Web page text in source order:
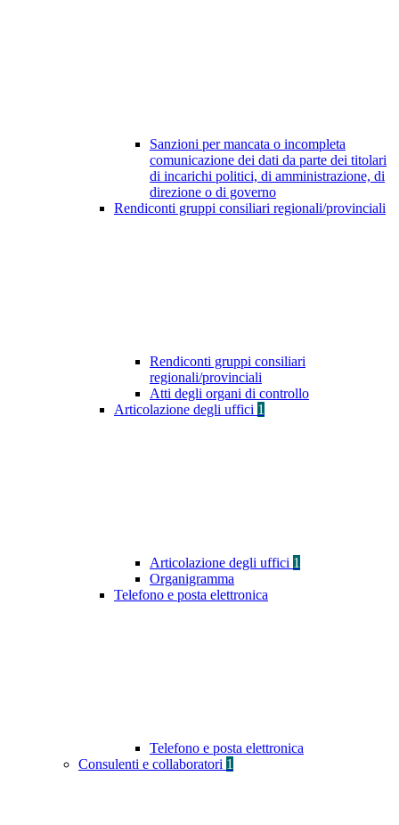
Sanzioni per mancata o incompleta
comunicazione dei dati da parte dei titolari
di incarichi politici, di amministrazione, di
direzione o di governo
Rendiconti gruppi consiliari regionali/provinciali
Rendiconti gruppi consiliari
regionali/provinciali
Atti degli organi di controllo
Articolazione degli uffici 1
Articolazione degli uffici 1
Organigramma
Telefono e posta elettronica
Telefono e posta elettronica
Consulenti e collaboratori 1